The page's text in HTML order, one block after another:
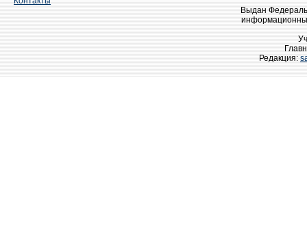
Выдан
Редакция: